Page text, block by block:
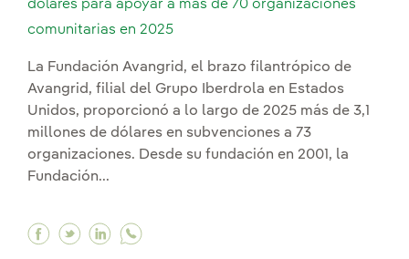
dólares para apoyar a más de 70 organizaciones
comunitarias en 2025
La Fundación Avangrid, el brazo filantrópico de
Avangrid, filial del Grupo Iberdrola en Estados
Unidos, proporcionó a lo largo de 2025 más de 3,1
millones de dólares en subvenciones a 73
organizaciones. Desde su fundación en 2001, la
Fundación...
Facebook La Fundación Avangrid aporta 3,1
Twitter La Fundación Avangrid aporta 3,1
Linkedin La Fundación Avangrid